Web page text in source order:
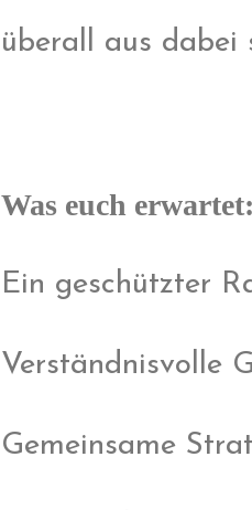
überall aus dabei
Was euch
Ein geschützter
Verständnisvolle
Gemeinsame